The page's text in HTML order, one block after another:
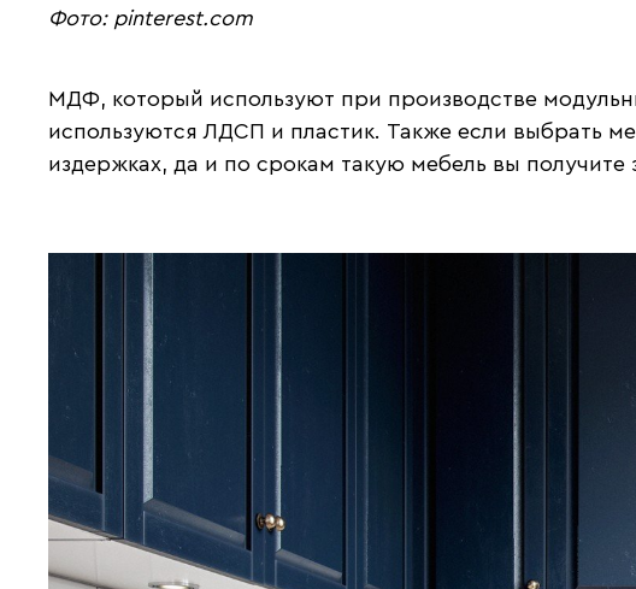
Фото: pinterest.com
МДФ, который используют при производстве
используются ЛДСП и пластик. Также если выбрать
издержках, да и по срокам такую мебель вы получите